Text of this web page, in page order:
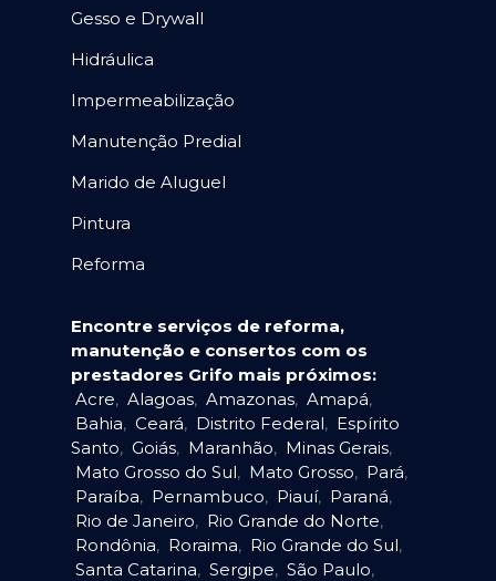
Gesso e Drywall
Hidráulica
Impermeabilização
Manutenção Predial
Marido de Aluguel
Pintura
Reforma
Encontre serviços de reforma,
manutenção e consertos com os
prestadores Grifo mais próximos:
Acre, Alagoas, Amazonas, Amapá,
Bahia, Ceará, Distrito Federal, Espírito
Santo, Goiás, Maranhão, Minas Gerais,
Mato Grosso do Sul, Mato Grosso, Pará,
Paraíba, Pernambuco, Piauí, Paraná,
Rio de Janeiro, Rio Grande do Norte,
Rondônia, Roraima, Rio Grande do Sul,
Santa Catarina, Sergipe, São Paulo,